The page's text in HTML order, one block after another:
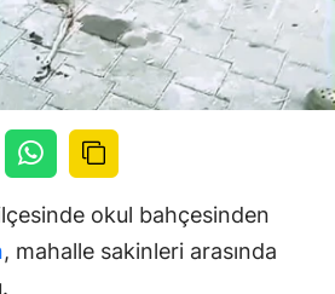
okul bahçesinden
, mahalle sakinleri arasında